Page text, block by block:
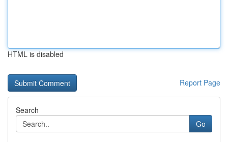
HTML is disabled
Report Page
Search
Go